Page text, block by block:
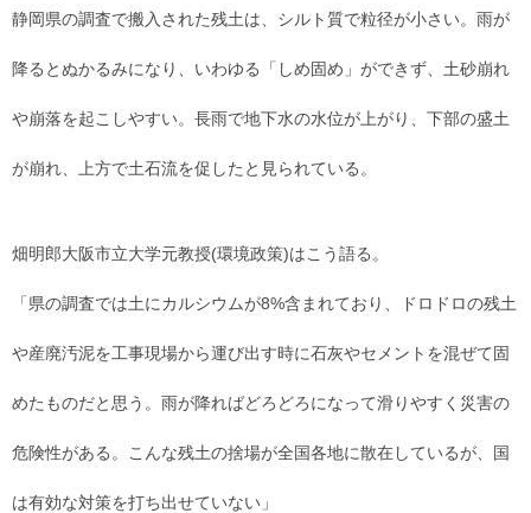
静岡県の調査で搬入された残土は、シルト質で粒径が小さい。雨が
降るとぬかるみになり、いわゆる「しめ固め」ができず、土砂崩れ
や崩落を起こしやすい。長雨で地下水の水位が上がり、下部の盛土
が崩れ、上方で土石流を促したと見られている。
畑明郎大阪市立大学元教授(環境政策)はこう語る。
「県の調査では土にカルシウムが8%含まれており、ドロドロの残土
や産廃汚泥を工事現場から運び出す時に石灰やセメントを混ぜて固
めたものだと思う。雨が降ればどろどろになって滑りやすく災害の
危険性がある。こんな残土の捨場が全国各地に散在しているが、国
は有効な対策を打ち出せていない」